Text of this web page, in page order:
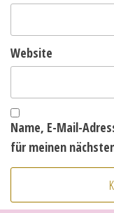
Website
Name, E-Mail-
für meinen